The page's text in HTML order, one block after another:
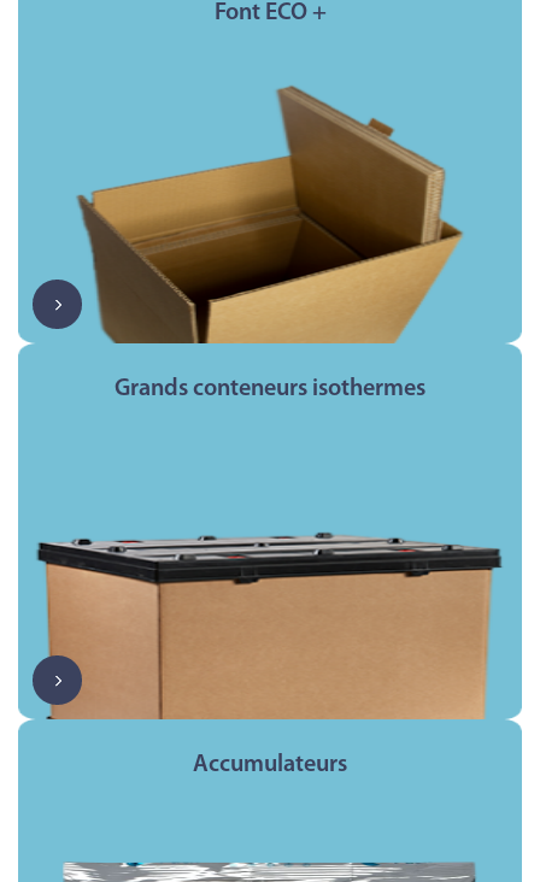
Font ECO +
Grands conteneurs isothermes
Accumulateurs